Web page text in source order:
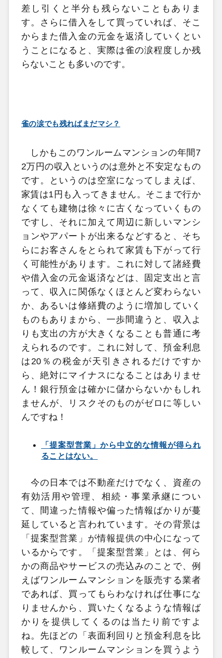
差し引くと半分も残らないこともありま
す。さらに借入をして買っていれば、そこ
からまた借入金の元金を返済していくとい
うことになると、実際は雀の涙程度しか残
らないことも多いのです。
雀の涙でも残ればまだマシ？
しかもこのワンルームマンションの年間7
2万円の収入というのは意外と不安定なもの
です。というのは空室になってしまえば、
家賃は1円も入ってきません。そこまで行か
なくても建物は徐々に古くなっていくもの
ですし、それに加えて周辺に新しいマンシ
ョンやアパートが出来るなどすると、そち
らにお客さんをとられて家賃も下がって行
く可能性があります。これに対して諸経費
や借入金の元金返済などは、固定支出と言
って、収入に関係なくほとんど変わらない
か、あるいは修繕費のように増加していく
ものもありまから、一歩間違うと、収入よ
りも支出の方が大きくなることも普通に考
えられるのです。これに対して、預金利息
は20％の税金が天引きされるだけですか
ら、絶対にマイナスになることはありませ
ん！銀行預金は確かに儲からないかもしれ
ませんが、リスクそのものがゼロに等しい
んですね！
「提案型営業」から中立的な情報が得られ
ることはない。
今の日本では不動産だけでなく、資産の
有効活用や管理、相続・事業承継につい
て、間違った情報や偏った情報ばかりが蔓
延していると言われています。その背景は
「提案型営業」が情報提供の中心になって
いるからです。「提案型営業」とは、何ら
かの商品やサービスの売込みのことで、例
えばワンルームマンションを販売する業者
であれば、買ってもらわなければ仕事にな
りませんから、買いたくなるような情報ば
かりを提供してくるのは当たり前ですよ
ね。先ほどの「表面利回りと預金利息を比
較して、ワンルームマンションを買うよう